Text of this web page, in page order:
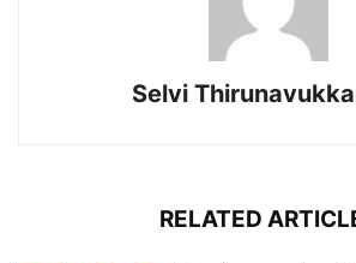
Selvi
RELATED